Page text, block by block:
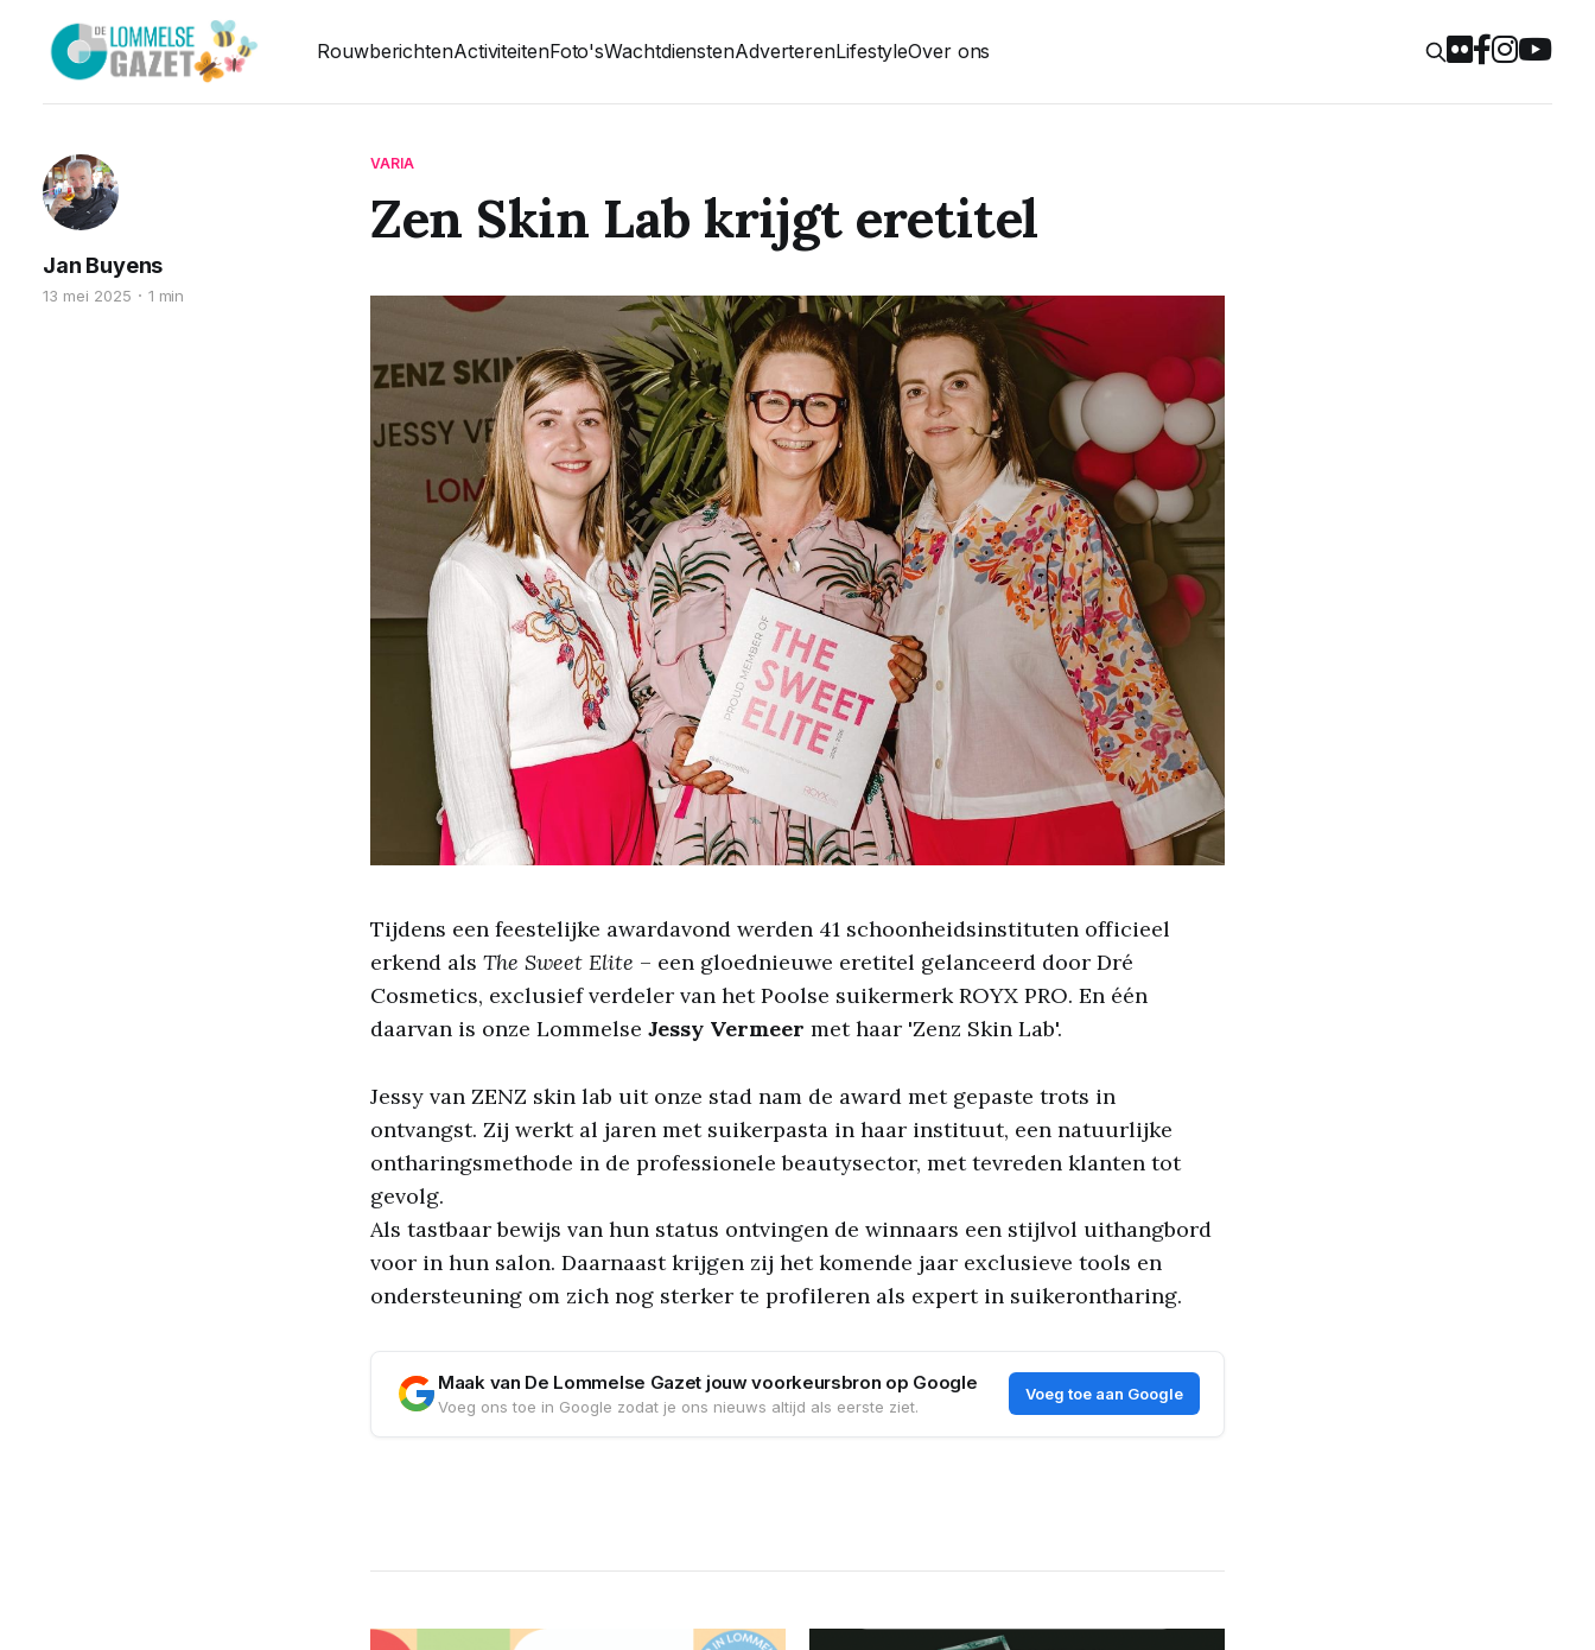
RouwberichtenActiviteitenFoto'sWachtdienstenAdverterenLifestyleOver ons
VARIA
Zen Skin Lab krijgt eretitel
Jan Buyens
13 mei 2025 1 min
Tijdens een feestelijke awardavond werden 41 schoonheidsinstituten officieel
erkend als The Sweet Elite – een gloednieuwe eretitel gelanceerd door Dré
Cosmetics, exclusief verdeler van het Poolse suikermerk ROYX PRO. En één
daarvan is onze Lommelse Jessy Vermeer met haar 'Zenz Skin Lab'.
Jessy van ZENZ skin lab uit onze stad nam de award met gepaste trots in
ontvangst. Zij werkt al jaren met suikerpasta in haar instituut, een natuurlijke
ontharingsmethode in de professionele beautysector, met tevreden klanten tot
gevolg.
Als tastbaar bewijs van hun status ontvingen de winnaars een stijlvol uithangbord
voor in hun salon. Daarnaast krijgen zij het komende jaar exclusieve tools en
ondersteuning om zich nog sterker te profileren als expert in suikerontharing.
Maak van De Lommelse Gazet jouw voorkeursbron op Google
Voeg ons toe in Google zodat je ons nieuws altijd als eerste ziet.
Voeg toe aan Google